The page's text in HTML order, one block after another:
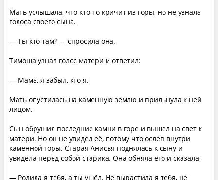
Мать услышала, что кто-то кричит из горы, но не узнала
голоса своего сына.
— Ты кто там? — спросила она.
Тимоша узнал голос матери и ответил:
— Мама, я забыл, кто я.
Мать опустилась на каменную землю и прильнула к ней
лицом.
Сын обрушил последние камни в горе и вышел на свет к
матери. Но он не увидел её, потому что ослеп внутри
каменной горы. Старая Анисья поднялась к сыну и
увидела перед собой старика. Она обняла его и сказала:
— Родила я тебя, а ты ушёл. Не вырастила я тебя, не